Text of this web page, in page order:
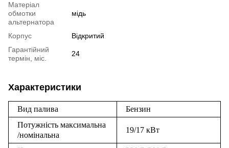
Матеріал
обмотки
альтернатора
мідь
Корпус
Відкритий
Гарантійний
термін, міс.
24
Характеристики
Вид палива
Бензин
Потужність максимальна
/номінальна
19/17 кВт